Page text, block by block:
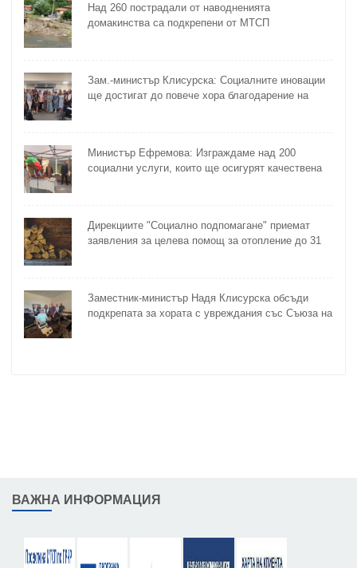
Над 260 пострадали от наводненията
домакинства са подкрепени от МТСП
Зам.-министър Клисурска: Социалните иновации
ще достигат до повече хора благодарение на
Министър Ефремова: Изграждаме над 200
социални услуги, които ще осигурят качествена
Дирекциите "Социално подпомагане" приемат
заявления за целева помощ за отопление до 31
Заместник-министър Надя Клисурска обсъди
подкрепата за хората с увреждания със Съюза на
ВАЖНА ИНФОРМАЦИЯ